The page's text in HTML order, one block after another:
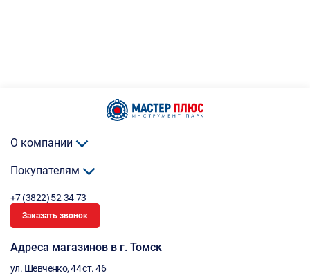
О компании
Покупателям
+7 (3822) 52-34-73
Заказать звонок
Адреса магазинов в г. Томск
ул. Шевченко, 44 ст. 46